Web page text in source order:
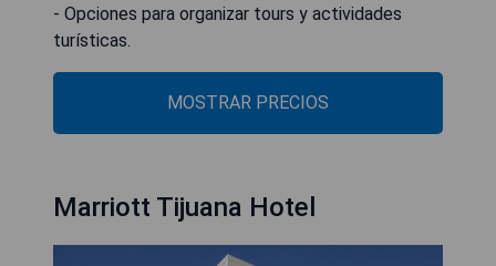
- Opciones para organizar tours y actividades
turísticas.
MOSTRAR PRECIOS
Marriott Tijuana Hotel